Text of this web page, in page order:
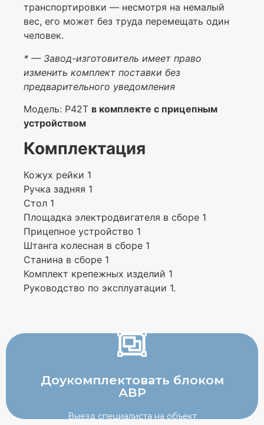
транспортировки — несмотря на немалый
вес, его может без труда перемещать один
человек.
* — Завод-изготовитель имеет право
изменить комплект поставки без
предварительного уведомления
Модель: P42T в комплекте с прицепным
устройством
Комплектация
Кожух рейки 1
Ручка задняя 1
Стол 1
Площадка электродвигателя в сборе 1
Прицепное устройство 1
Штанга колесная в сборе 1
Станина в сборе 1
Комплект крепежных изделий 1
Руководство по эксплуатации 1.
Доукомплектовать блоком
АВР
Выезд специалиста на объект
Выезд специалиста на объект
Жми!